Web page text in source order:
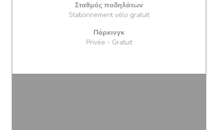
Σταθμός ποδηλάτων
Stationnement vélo gratuit
Πάρκινγκ
Privée - Gratuit